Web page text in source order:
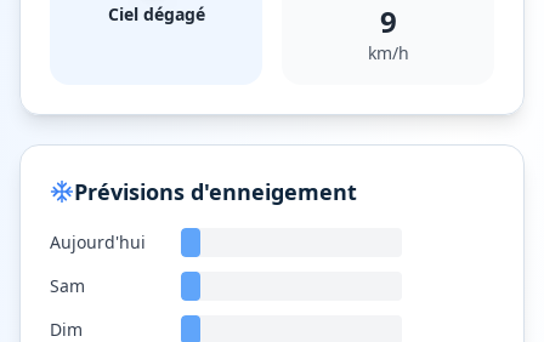
Ciel dégagé 9
km/h
Prévisions d'enneigement
Aujourd'hui
Sam
Dim